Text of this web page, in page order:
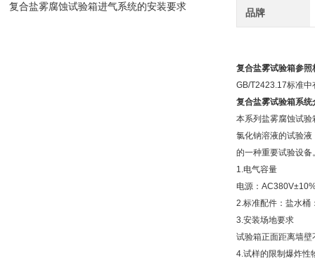
品牌
复合盐雾试验箱参照
GB/T2423.17标准
复合盐雾试验箱系统
本系列盐雾腐蚀试
氯化钠溶液的试验
的一种重要试验设备
1.电气容量
电源：
2.标准配件：盐水桶
3.安装场地要求
试验箱正面距离墙
4.试样的限制爆炸性
复合盐雾腐蚀试验箱进气系统的安装要求